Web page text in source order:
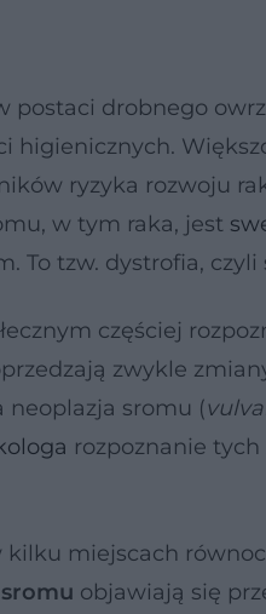
postaci drobnego
higienicznych.
ryzyka rozwoju
w tym raka, jest
To tzw. dystrofia,
częściej
zwykle
neoplazja sromu (
rozpoznanie
kilku miejscach
objawiają się